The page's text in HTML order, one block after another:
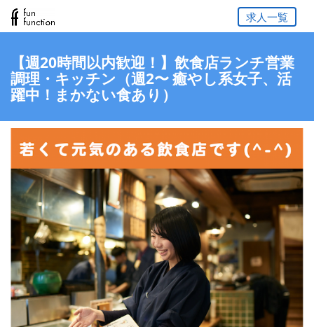
求人一覧
【週20時間以内歓迎！】飲食店ランチ営業
調理・キッチン（週2〜 癒やし系女子、活
躍中！まかない食あり）